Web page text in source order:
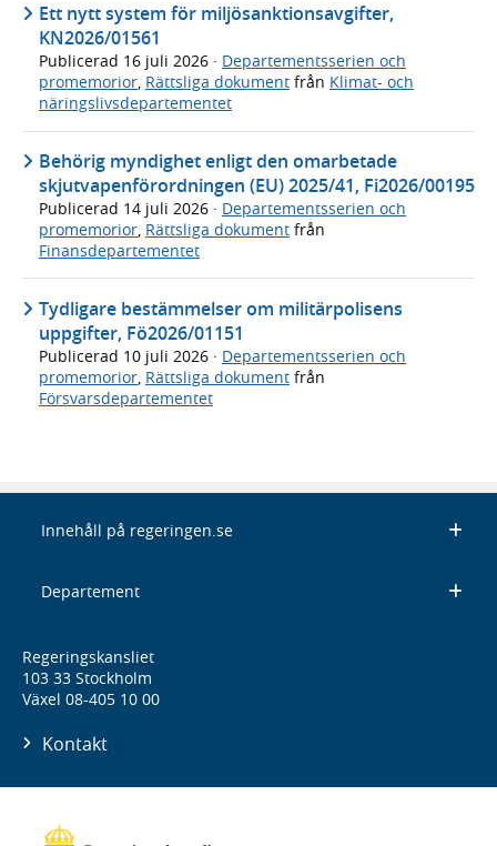
Ett nytt system för miljösanktionsavgifter,
KN2026/01561
Publicerad 16 juli 2026 · Departementsserien och
promemorior, Rättsliga dokument från Klimat- och
näringslivsdepartementet
Behörig myndighet enligt den omarbetade
skjutvapenförordningen (EU) 2025/41, Fi2026/00195
Publicerad 14 juli 2026 · Departementsserien och
promemorior, Rättsliga dokument från
Finansdepartementet
Tydligare bestämmelser om militärpolisens
uppgifter, Fö2026/01151
Publicerad 10 juli 2026 · Departementsserien och
promemorior Rättsliga dokument från
Försvarsdepartementet
Innehåll på regeringen.se
Departement
Regeringskansliet
103 33 Stockholm
Växel 08-405 10 00
Kontakt